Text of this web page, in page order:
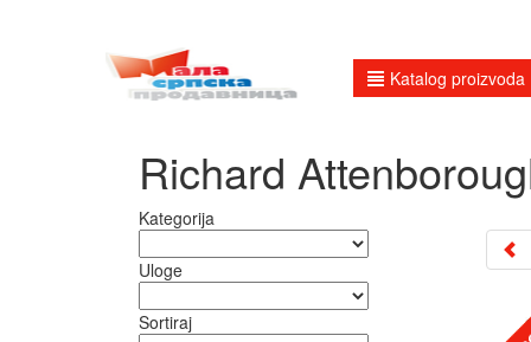
Katalog proizvoda
Richard
Kategorija
Uloge
Sortiraj